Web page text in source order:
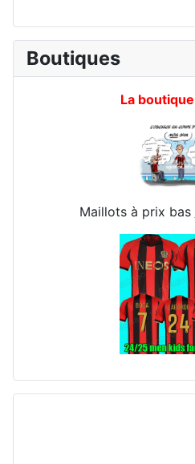
Boutiques
La
Maillots à prix bas